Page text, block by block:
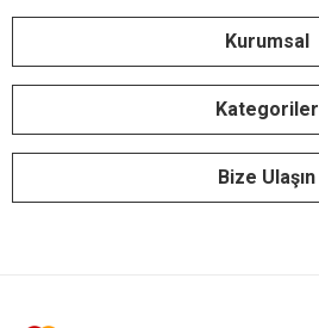
Kurumsal
Kategoriler
Bize Ulaşın